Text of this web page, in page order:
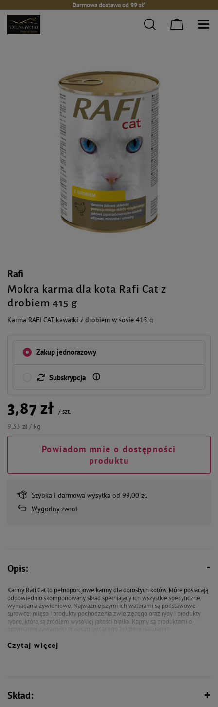
Darmowa dostawa od 99 zł*
Rafi
Mokra karma dla kota Rafi Cat z
drobiem 415 g
Karma RAFI CAT kawałki z drobiem w sosie 415 g
Zakup jednorazowy
Subskrypcja
3,87 zł /szt.
9,33 zł / kg
Powiadom mnie o dostępności
produktu
Szybka i darmowa wysyłka od 99,00 zł.
Wygodny zwrot
Opis:
Karmy Rafi Cat to pełnoporcjowe karmy dla dorosłych kotów, które posiadają
odpowiednio skomponowany skład spełniający ich wszystkie specyficzne
wymagania żywieniowe. Najważniejszymi ich walorami są podstawowe
surowce: mięso i produkty pochodzenia zwierzęcego oraz ryby i produkty
rybne, które są źródłem wysokiej jakości białka. Karmy są produktami o
arachidonowego – niezbędnego do prawidłowego funkcjonowania
zachowania mineralizacji kości na stałym poziomie. .
Czytaj więcej
Skład: